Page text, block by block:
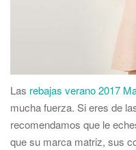
Las rebajas verano 2017
mucha fuerza. Si eres de
recomendamos que le
que su marca matriz, sus